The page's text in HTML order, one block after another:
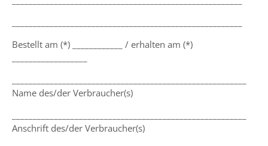
Bestellt am (*) ____________ / erhalten am (*)
Name des/der Verbraucher(s)
Anschrift des/der Verbraucher(s)